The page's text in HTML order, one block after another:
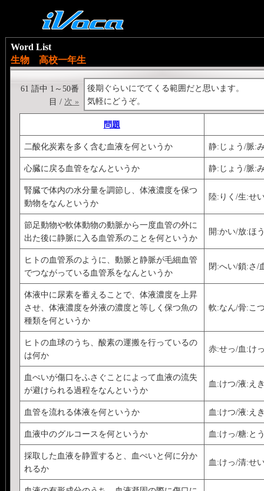
Word List
生物 高校一年生
後期ぐらいにでてくる範囲だと思います。
気軽にどうぞ。
61 語中 1～50番
目 / 次 »
問題
二酸化炭素を多く含む血液を何というか 静:じょう/脈:
心臓に戻る血管をなんというか 静:じょう/脈:
腎臓で体内の水分量を調節し、体液濃度を保つ
動物をなんというか
陸:りく/生:せ
節足動物や軟体動物の動脈から一度血管の外に
出た後に静脈に入る血管系のことを何というか
開:かい/放:ほ
ヒトの血管系のように、動脈と静脈が毛細血管
でつながっている血管系をなんというか
閉:へい/鎖:さ/
体液中に尿素を蓄えることで、体液濃度を上昇
させ、体液濃度を外液の濃度と等しく保つ魚の
種類を何というか
軟:なん/骨:こ
ヒトの血球のうち、酸素の運搬を行っているの
は何か
赤:せっ/血:け
血ぺいが傷口をふさぐことによって血液の流失
が避けられる過程をなんというか
血:けつ/液:え
血管を流れる体液を何というか 血:けつ/液:え
血液中のグルコースを何というか 血:けっ/糖:と
採取した血液を静置すると、血ぺいと何に分か
れるか
血:けっ/清:せ